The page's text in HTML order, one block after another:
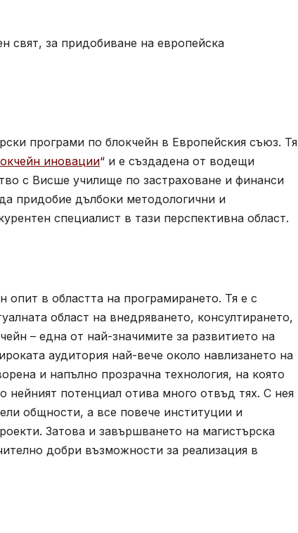
свят, за придобиване на европейска
програми по блокчейн в Европейския съюз. Тя
иновации“ и е създадена от водещи
с Висше училище по застраховане и финанси
придобие дълбоки методологични и
специалист в тази перспективна област.
в областта на програмирането. Тя е с
област на внедряването, консултирането,
– една от най-значимите за развитието на
аудитория най-вече около навлизането на
и напълно прозрачна технология, на която
нейният потенциал отива много отвъд тях. С нея
общности, а все повече институции и
Затова и завършването на магистърска
добри възможности за реализация в